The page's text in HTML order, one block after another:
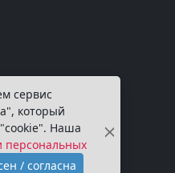
сервис
который
Наша
персональных
/ согласна